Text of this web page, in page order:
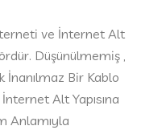
ve İnternet Alt
Düşünülmemiş ,
Bir Kablo
Alt Yapısına
Anlamıyla